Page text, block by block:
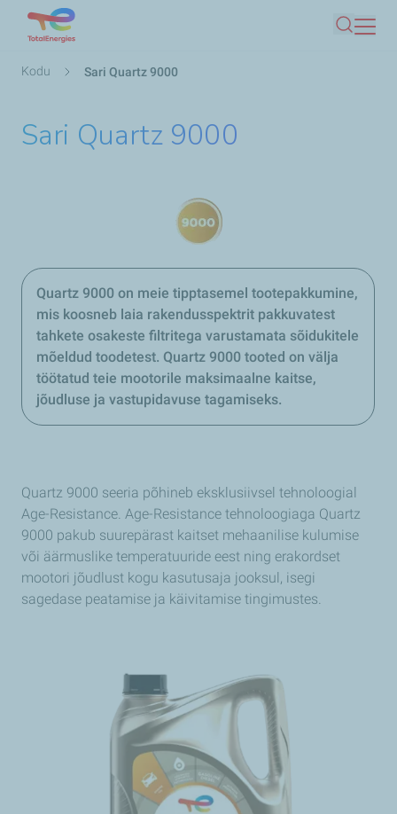
Otsing
Leivapuru
Kodu Sari Quartz 9000
Sari Quartz 9000
Quartz 9000 on meie tipptasemel tootepakkumine,
mis koosneb laia rakendusspektrit pakkuvatest
tahkete osakeste filtritega varustamata sõidukitele
mõeldud toodetest. Quartz 9000 tooted on välja
töötatud teie mootorile maksimaalne kaitse,
jõudluse ja vastupidavuse tagamiseks.
Quartz 9000 seeria põhineb eksklusiivsel tehnoloogial
Age-Resistance. Age-Resistance tehnoloogiaga Quartz
9000 pakub suurepärast kaitset mehaanilise kulumise
või äärmuslike temperatuuride eest ning erakordset
mootori jõudlust kogu kasutusaja jooksul, isegi
sagedase peatamise ja käivitamise tingimustes.